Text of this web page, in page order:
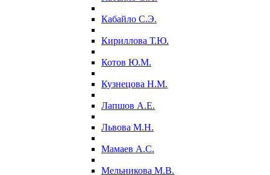
Кабайло С.Э.
Кириллова Т.Ю.
Котов Ю.М.
Кузнецова Н.М.
Лапшов А.Е.
Львова М.Н.
Мамаев А.С.
Мельникова М.В.